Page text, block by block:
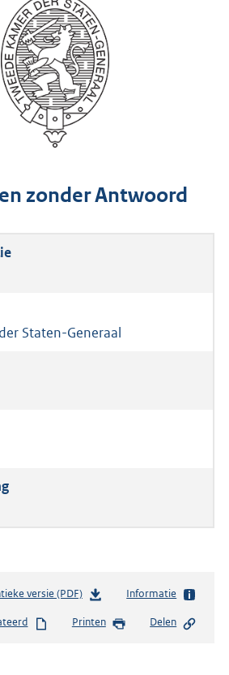
zonder Antwoord
Staten-Generaal
versie (PDF)b
s
Informatie
Printen Delen